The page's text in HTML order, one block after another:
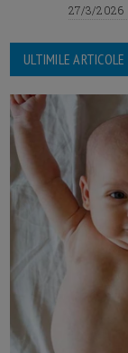
27/3/2026
ULTIMILE ARTICOLE